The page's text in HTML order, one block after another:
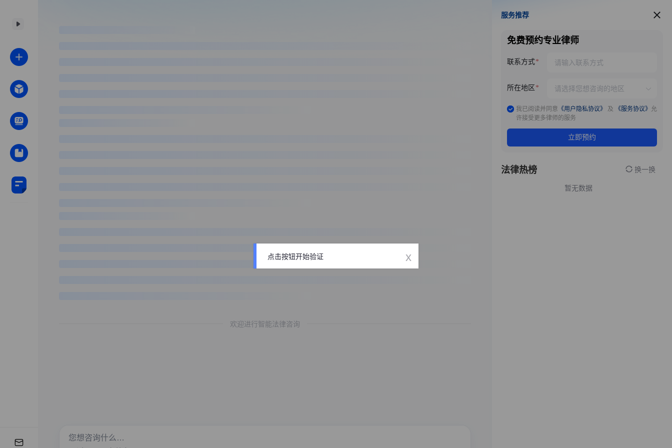
欢迎进行智能法律咨询
服务推荐
服务推荐
免费预约专业律师
联系方式
所在地区
我已阅读并同意 《用户隐私协议》 及 《服务协议》 允
许接受更多律师的服务
立即预约
法律热榜 换一换
暂无数据
点击按钮开始验证 x